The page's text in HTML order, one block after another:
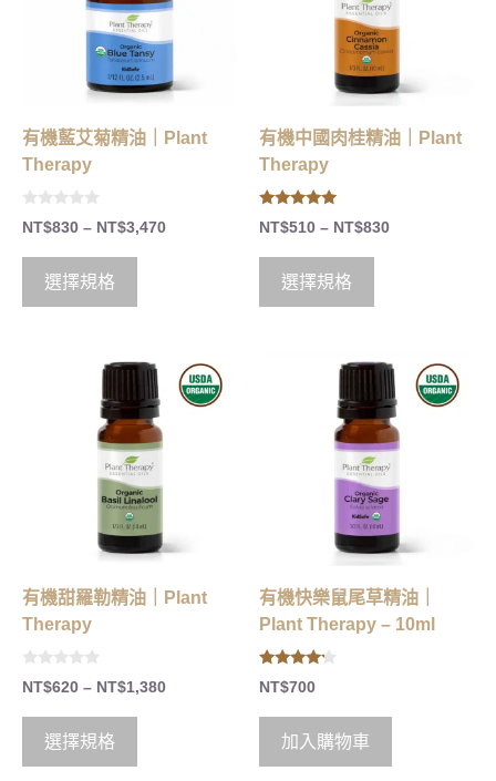
有機藍艾菊精油｜Plant
Therapy
0
o
5
NT$830 – NT$3,470
選擇規格
有機中國肉桂精油｜Plant
Therapy
5.00
out of 5
NT$510 – NT$830
選擇規格
有機甜羅勒精油｜Plant
Therapy
0
o
t
5
NT$620 – NT$1,380
選擇規格
有機快樂鼠尾草精油｜
Plant Therapy – 10ml
4.00
out of 5
NT$700
加入購物車